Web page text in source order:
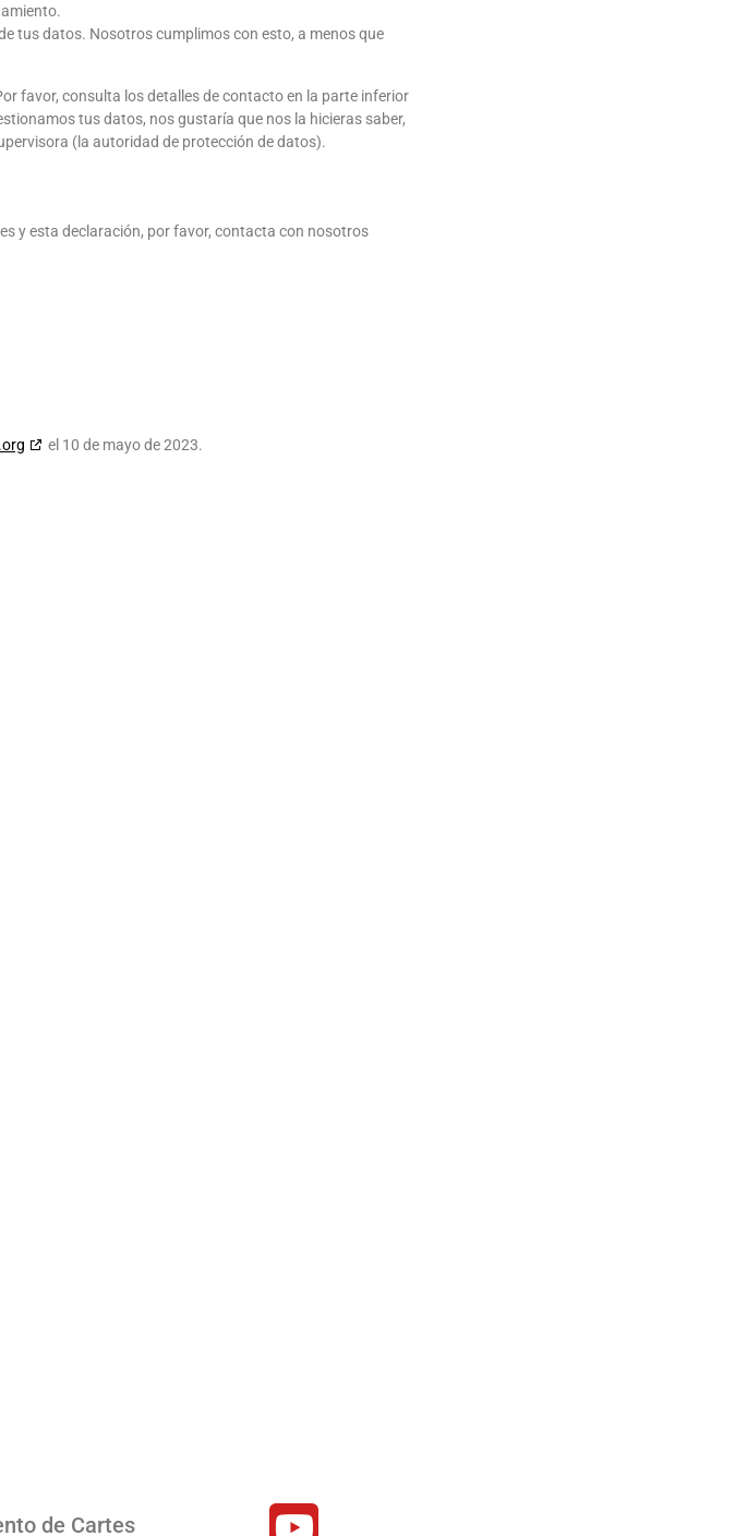
tus datos. Nosotros cumplimos con esto, a menos que
favor, consulta los detalles de contacto en la parte inferior
tus datos, nos gustaría que nos la hicieras saber,
(la autoridad de protección de datos).
y esta declaración, por favor, contacta con nosotros
el 10 de mayo de 2023.
de Cartes